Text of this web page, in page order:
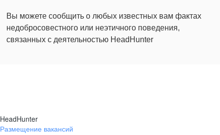
Вы можете сообщить о любых известных вам фактах
недобросовестного или неэтичного поведения,
связанных с деятельностью HeadHunter
HeadHunter
Размещение вакансий